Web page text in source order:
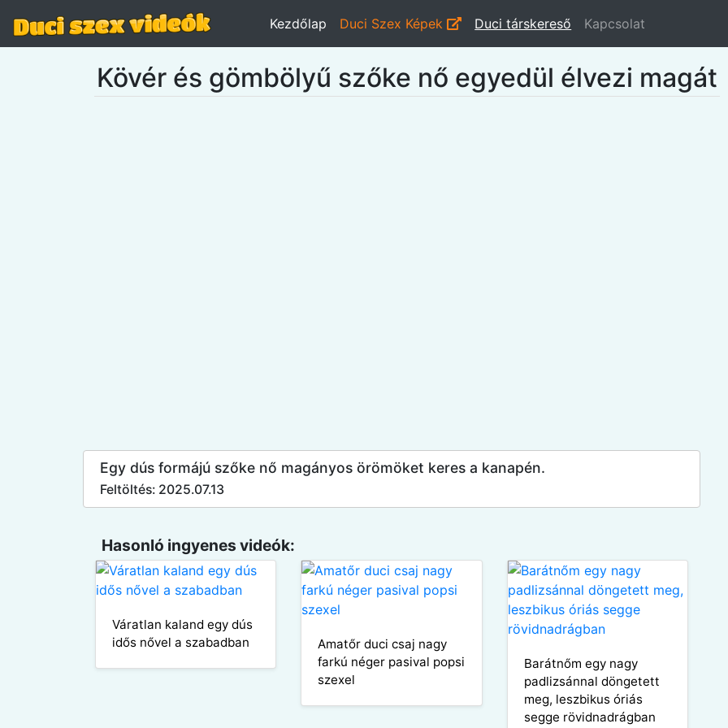
Kezdőlap Duci Szex Képek Duci társkereső Kapcsolat
Kövér és gömbölyű szőke nő egyedül élvezi magát
Egy dús formájú szőke nő magányos örömöket keres a kanapén.
Feltöltés: 2025.07.13
Hasonló ingyenes videók:
Váratlan kaland egy dús
idős nővel a szabadban
Amatőr duci csaj nagy
farkú néger pasival popsi
szexel
Barátnőm egy nagy
padlizsánnal döngetett
meg, leszbikus óriás
segge rövidnadrágban